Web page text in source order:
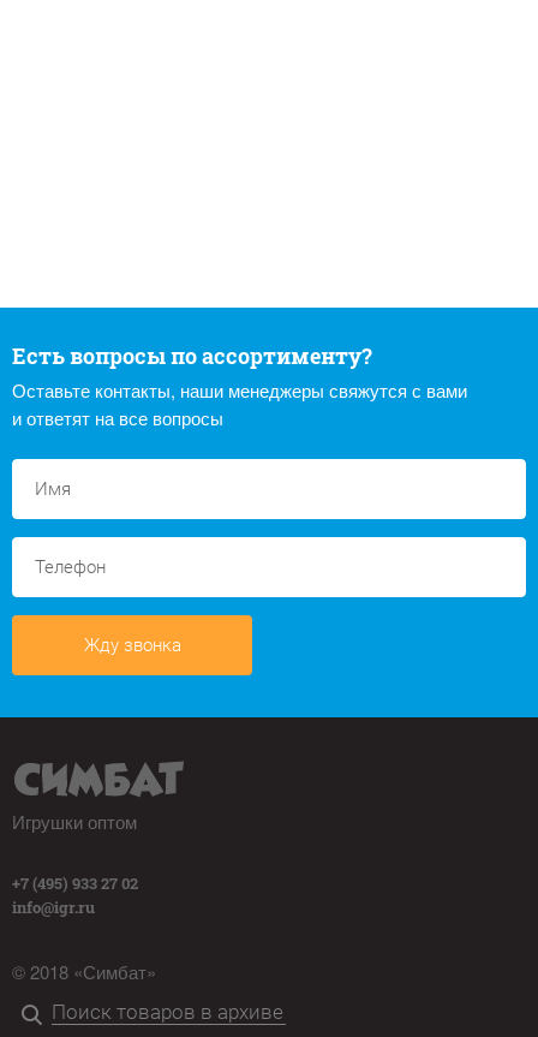
Есть вопросы по ассортименту?
Оставьте контакты, наши менеджеры свяжутся с вами
и ответят на все вопросы
Жду звонка
Игрушки оптом
+7 (495) 933 27 02
info@igr.ru
© 2018 «Симбат»